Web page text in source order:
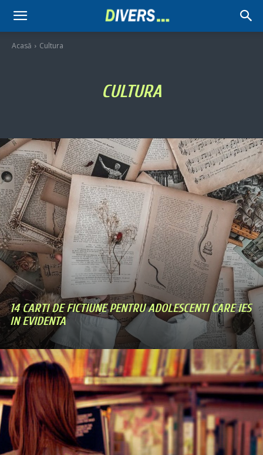
Divers
Acasă Cultura
CULTURA
14 CARTI DE FICTIUNE PENTRU ADOLESCENTI CARE IES
IN EVIDENTA